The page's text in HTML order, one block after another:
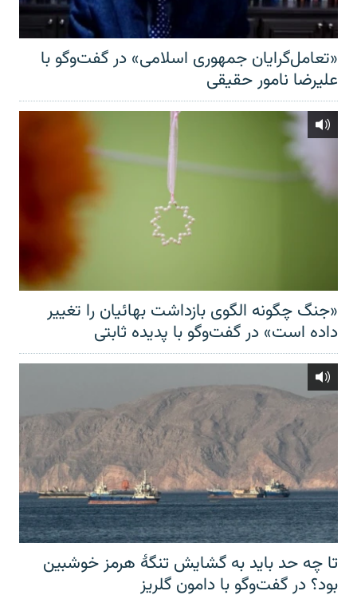
«تعامل‌گرایان جمهوری اسلامی» در گفت‌وگو با
علیرضا نامور حقیقی
«جنگ چگونه الگوی بازداشت بهائیان را تغییر
داده است» در گفت‌وگو با پدیده ثابتی
تا چه حد باید به گشایش تنگهٔ هرمز خوشبین
بود؟ در گفت‌وگو با دامون گلریز